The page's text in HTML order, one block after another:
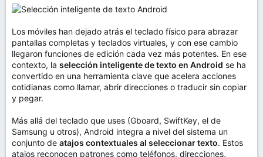
e
l
e
m
a
Los móviles han dejado atrás el teclado físico para abrazar
pantallas completas y teclados virtuales, y con ese cambio
llegaron funciones de edición cada vez más potentes. En ese
contexto, la selección inteligente de texto en Android se ha
convertido en una herramienta clave que acelera acciones
cotidianas como llamar, abrir direcciones o traducir sin copiar
y pegar.
Más allá del teclado que uses (Gboard, SwiftKey, el de
Samsung u otros), Android integra a nivel del sistema un
conjunto de atajos contextuales al seleccionar texto. Estos
atajos reconocen patrones como teléfonos, direcciones,